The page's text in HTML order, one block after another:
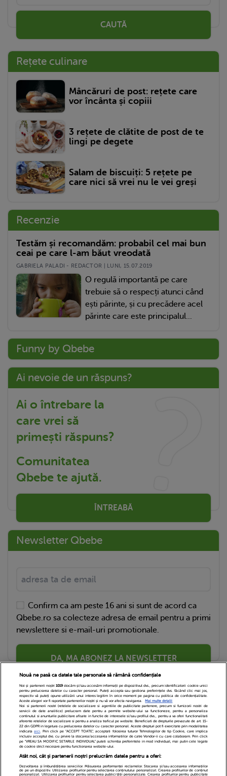
CAUTĂ
Rețete culinare
Mâncăruri de post: rețete care
vor încânta și copiii
3 rețete de clătite de post de te
lingi pe degete
Salam de biscuiți: 5 rețete pe
care nici să vrei nu le vei greși
Recenzie
Testăm și recomandăm: probabil cel mai bun
ceai pe care l-am băut vreodată
GABRIELA PALADI - REDACTOR | LUNI, 15.07.2019
O regulă importantă pe care
trebuie să o respecți atunci când
ești părinte, și cu precădere acel
părinte care este principalul...
Funny by Qbebe
Ai nevoie de un răspuns?
Ai o întrebare la
care vrei să
primești răspuns?
Comunitatea
Qbebe te ajută.
ÎNTREABĂ
Newsletter Qbebe
Confirm ca am peste 16 ani si sunt de acord ca
Qbebe.ro sa colecteze adresa de email pentru a primi
newslettere si e-mail-uri promotionale.
DA, MA ABONEZ LA NEWSLETTER
Echipa Editoriala Newsletter
Contact
Cariere
Cookies
Politica de confidentialitate
Nouă ne pasă ca datele tale personale să rămână confidențiale
Noi și partenerii noștri 1019stocăm și/sau accesăm informații pe dispozitivul dvs., precum identificatorii cookie unici
pentru prelucrarea datelor cu caracter personal. Puteți accepta sau gestiona preferințele dvs. făcând clic mai jos,
respectiv vă puteți opune utilizării unui interes legitim în orice moment pe pagina cu politica de confidențialitate.
Aceste alegeri vor fi raportate partenerilor noștri și nu vă vor afecta navigarea.
Mai multe detalii
Noi si partenerii nostri (retelele de socializare si agentiile de publicitate partenere, precum si furnizorii nostri de
servicii de date analitice) prelucram date pentru a permite website-ului sa functioneze, pentru a personaliza
continutul si anunturile publicitare afisate in functie de interesele si/sau profilul dvs., pentru a va oferi functionalitati
aferente retelelor de socializare si pentru a analiza traficul pe website. Beneficiati de drepturile prevazute de art. 15-
22 din GDPR in legatura cu prelucrarea datelor cu caracter personal. Aceste drepturi pot fi exercitate prin modalitatea
indicataaici. Prin click pe “ACCEPT TOATE”, acceptati folosirea tuturor Tehnologiilor de tip Cookie, care implica
inclusiv acceptul dvs. cu privire la stocarea/accesarea informatiilor de catre Vendor-ii cu care colaboram. Prin click
pe “VREAU SA MODIFIC SETARILE INDIVIDUAL” puteti schimba preferintele in mod individual, mai putin cele legate
de cookie strict necesare pentru functionarea website-ului.
Atât noi, cât și partenerii noștri prelucrăm datele pentru a oferi:
Dezvoltarea și îmbunătățirea serviciilor. Măsurarea performanței reclamelor. Stocarea și/sau accesarea informațiilor
de pe un dispozitiv. Utilizarea profilurilor pentru selectarea conținutului personalizat. Crearea profilurilor de conținut
personalizat. Utilizarea profilurilor pentru selectarea publicității personalizate. Crearea profilurilor pentru publicitate